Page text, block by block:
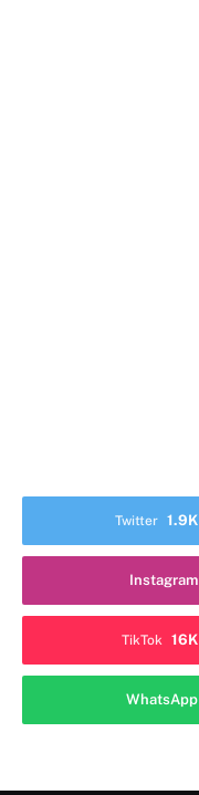
Twitter 1.9K
Instagram
TikTok 16K
WhatsApp